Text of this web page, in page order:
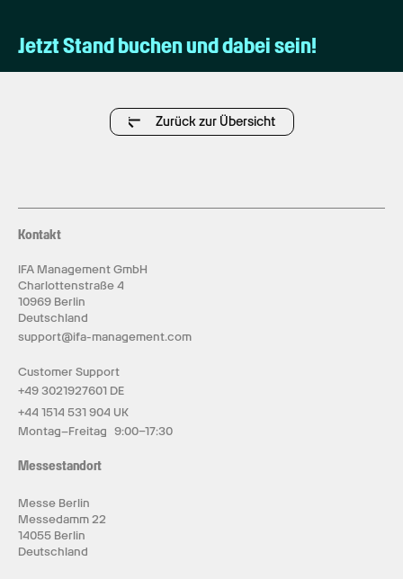
Jetzt Stand buchen und dabei sein!
Zurück zur Übersicht
Kontakt
IFA Management GmbH
Charlottenstraße 4
10969 Berlin
Deutschland
support@ifa-management.com
Customer Support
+49 3021927601 DE
+44 1514 531 904 UK
Montag–Freitag 9:00–17:30
Messestandort
Messe Berlin
Messedamm 22
14055 Berlin
Deutschland